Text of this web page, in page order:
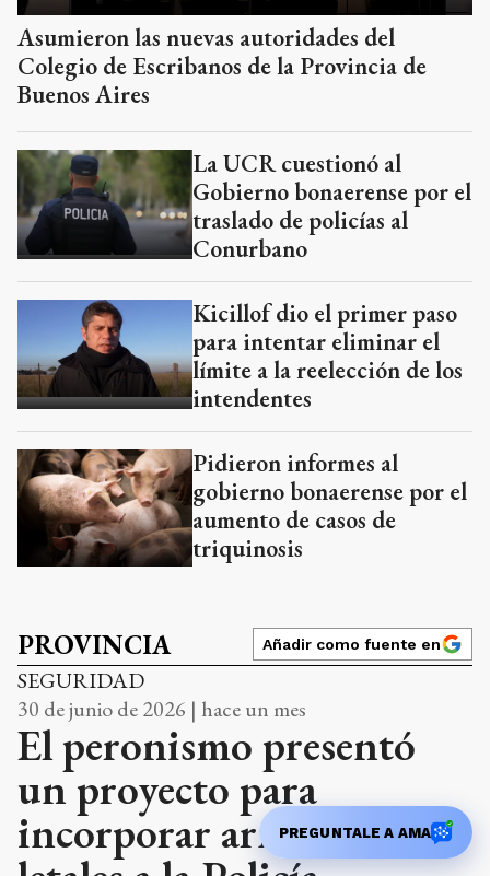
Asumieron las nuevas autoridades del
Colegio de Escribanos de la Provincia de
Buenos Aires
La UCR cuestionó al
Gobierno bonaerense por el
traslado de policías al
Conurbano
Kicillof dio el primer paso
para intentar eliminar el
límite a la reelección de los
intendentes
Pidieron informes al
gobierno bonaerense por el
aumento de casos de
triquinosis
PROVINCIA Añadir como fuente en
SEGURIDAD
30 de junio de 2026 | hace un mes
El peronismo presentó
un proyecto para
incorporar armas no
PREGUNTALE A AMA